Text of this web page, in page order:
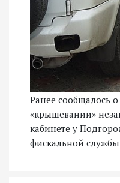
Ранее сообщалось
«крышевании»
кабинете у
фискальной